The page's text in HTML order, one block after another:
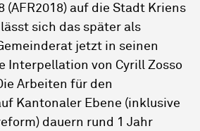
(AFR2018) auf die Stadt Kriens
lässt sich das später als
jetzt in seinen
Interpellation von Cyrill Zosso
Arbeiten für den
Kantonaler Ebene (inklusive
dauern rund 1 Jahr